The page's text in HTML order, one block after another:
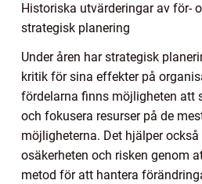
Historiska utvärderingar av för-
strategisk planering
Under åren har strategisk
kritik för sina effekter på
fördelarna finns möjligheten att
och fokusera resurser på de
möjligheterna. Det hjälper
osäkerheten och risken genom
metod för att hantera